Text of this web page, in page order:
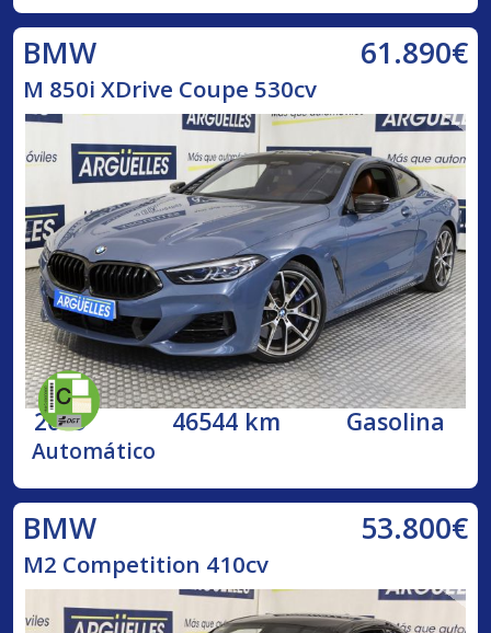
BMW 61.890€
M 850i XDrive Coupe 530cv
2019 46544 km Gasolina
Automático
BMW 53.800€
M2 Competition 410cv